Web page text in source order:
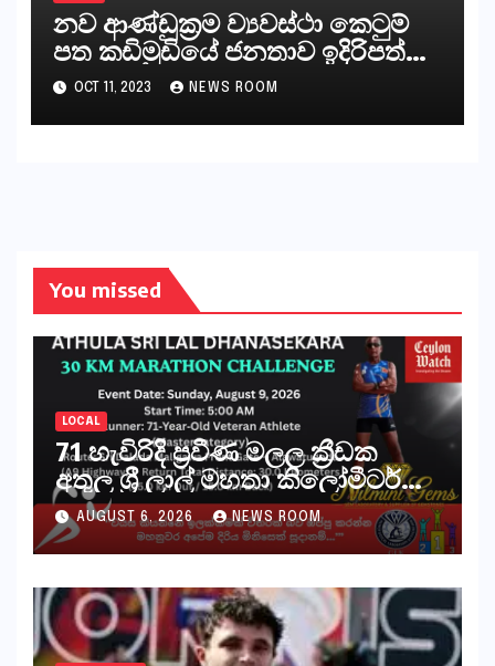
නව ආණ්ඩුක්‍රම ව්‍යවස්ථා කෙටුම්
පත කඩිමුඩියේ ජනතාව ඉදිරිපත්
කරන්නේ?
OCT 11, 2023 NEWS ROOM
You missed
LOCAL
71 හැවිරිදි ප්‍රවීණ මලල ක්‍රීඩක
අතුල ශ්‍රී ලාල් මහතා කිලෝමීටර්
30ක විශේෂ මැරතන් ධාවන
අභියෝගයකට සැරසෙයි
AUGUST 6, 2026 NEWS ROOM